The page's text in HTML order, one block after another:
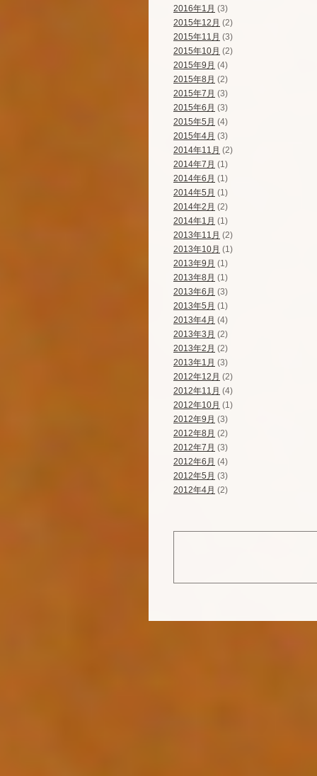
2016年1月 (3)
2015年12月 (2)
2015年11月 (3)
2015年10月 (2)
2015年9月 (4)
2015年8月 (2)
2015年7月 (3)
2015年6月 (3)
2015年5月 (4)
2015年4月 (3)
2014年11月 (2)
2014年7月 (1)
2014年6月 (1)
2014年5月 (1)
2014年2月 (2)
2014年1月 (1)
2013年11月 (2)
2013年10月 (1)
2013年9月 (1)
2013年8月 (1)
2013年6月 (3)
2013年5月 (1)
2013年4月 (4)
2013年3月 (2)
2013年2月 (2)
2013年1月 (3)
2012年12月 (2)
2012年11月 (4)
2012年10月 (1)
2012年9月 (3)
2012年8月 (2)
2012年7月 (3)
2012年6月 (4)
2012年5月 (3)
2012年4月 (2)